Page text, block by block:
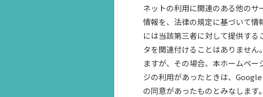
ネットの利用に関連のある他の
情報を、法律の規定に基づいて
には当該第三者に対して提供す
タを関連付けることはありませ
ますが、その場合、本ホームペ
ジの利用があったときは、
の同意があったものとみなしま